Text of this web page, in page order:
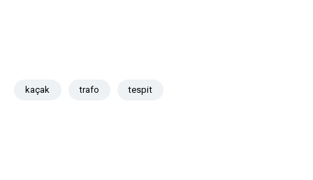
kaçak trafo tespit